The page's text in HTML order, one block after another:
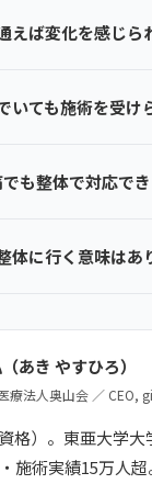
えば変化を感じら
いても施術を受け
も整体で対応で
体に行く意味はあ
あき やすひろ）
療法人奥山会 ／ CEO,
格）。東亜大学大
施術実績15万人